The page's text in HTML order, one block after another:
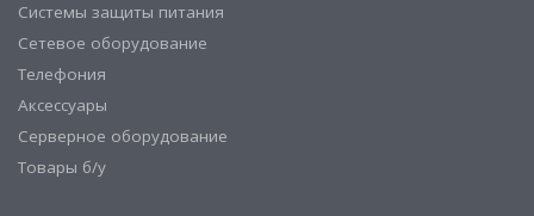
Системы защиты питания
Сетевое оборудование
Телефония
Аксессуары
Серверное оборудование
Товары б/у